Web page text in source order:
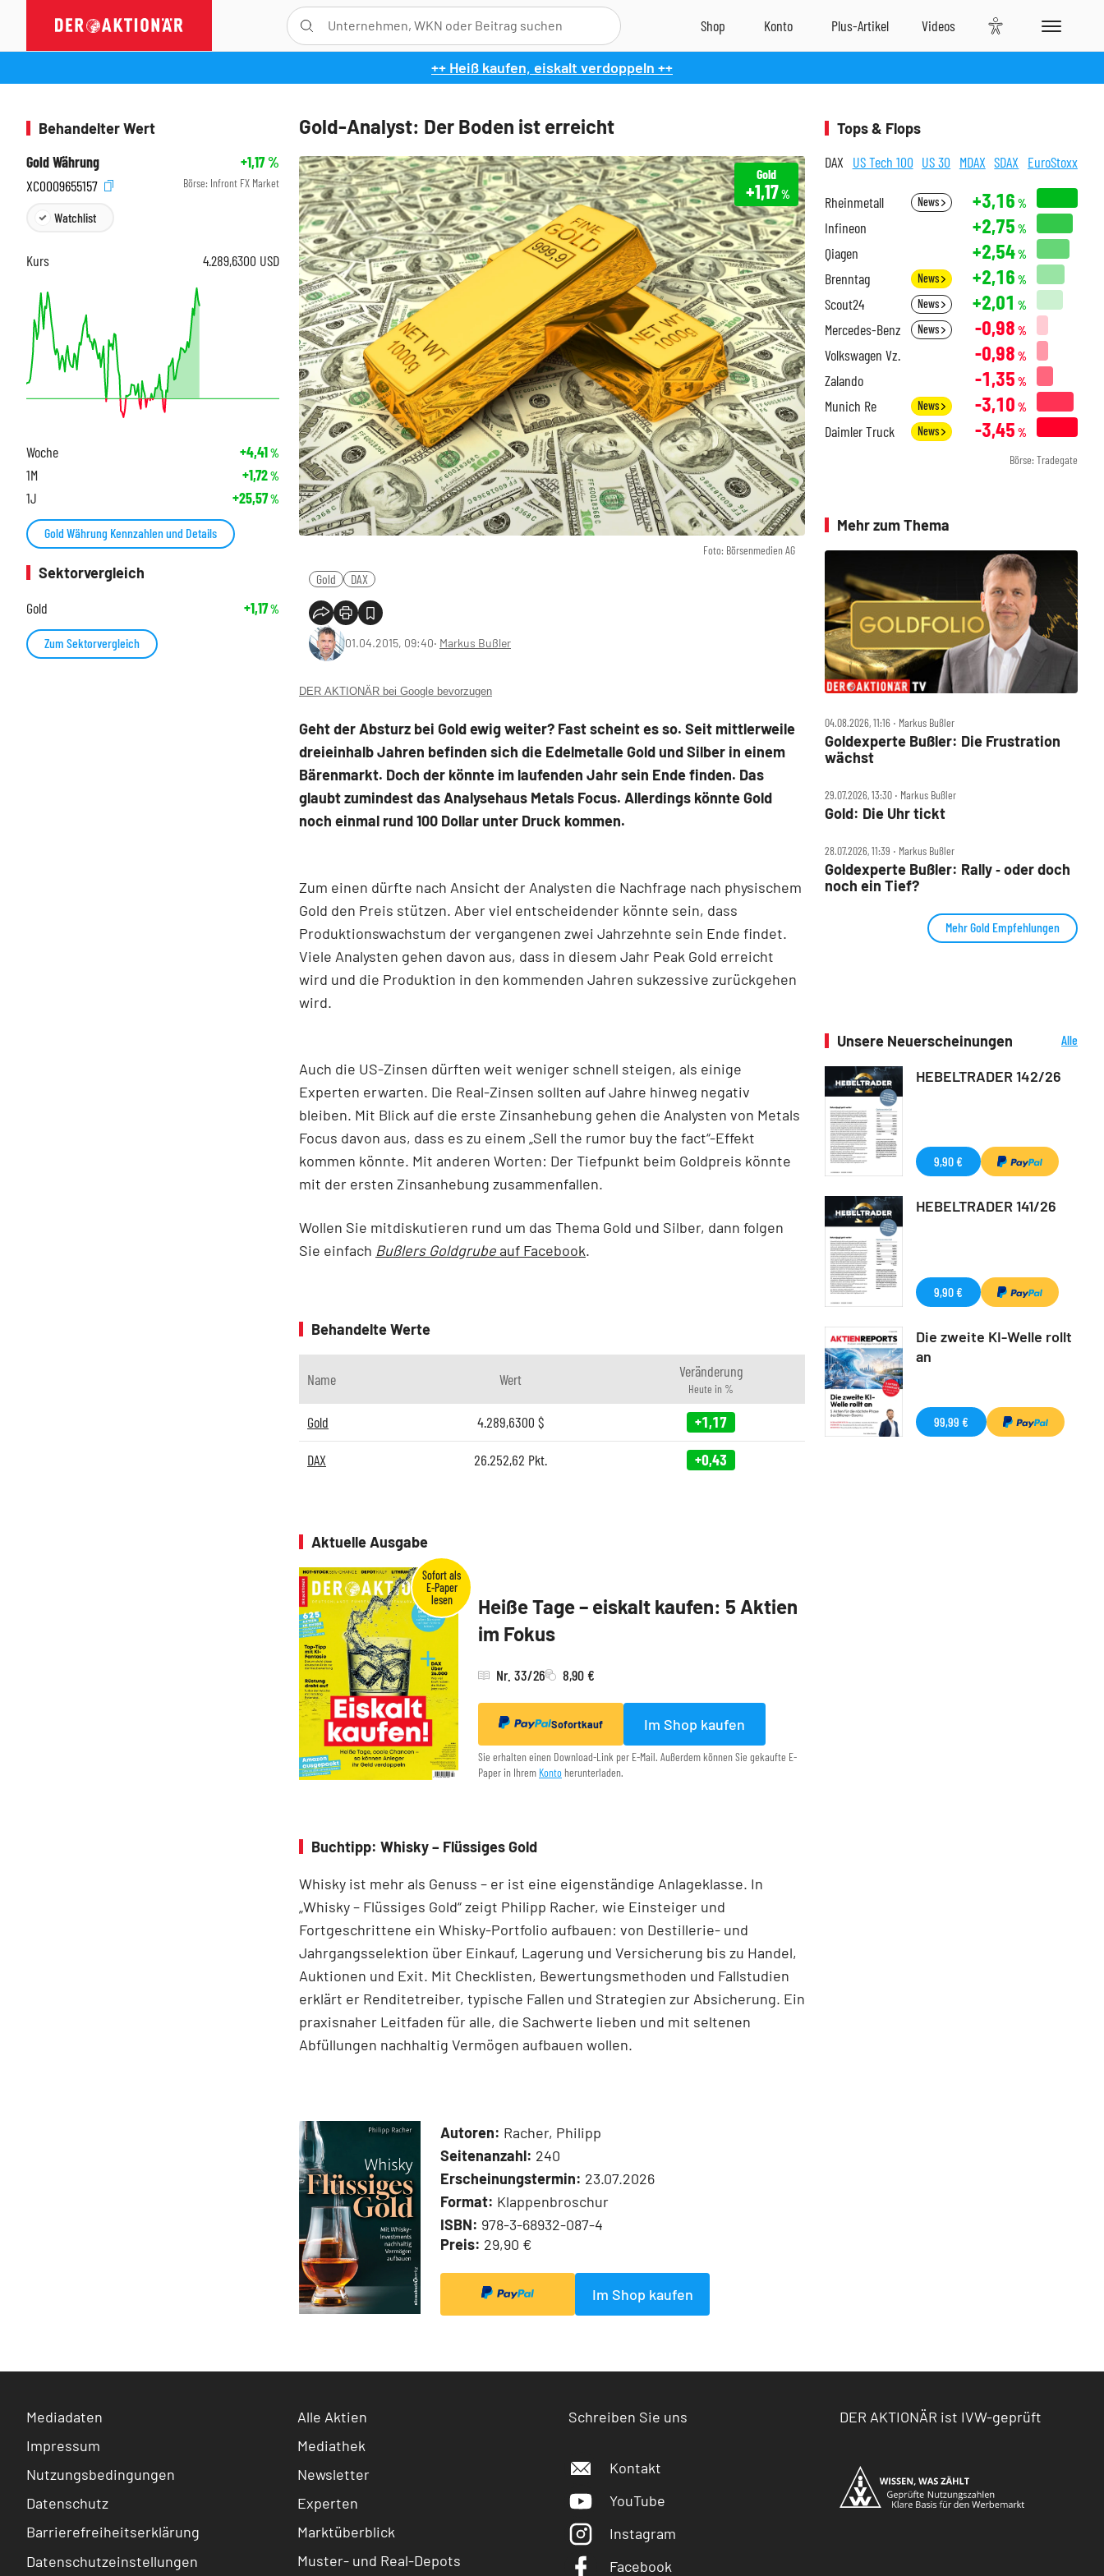
++ Heiß kaufen, eiskalt verdoppeln ++
Gold-Analyst: Der Boden ist erreicht
Foto: Börsenmedien AG
Gold
+1,17%
Gold DAX
01.04.2015, 09:40‧ Markus Bußler
DER AKTIONÄR bei Google bevorzugen
Geht der Absturz bei Gold ewig weiter? Fast scheint es so. Seit mittlerweile
dreieinhalb Jahren befinden sich die Edelmetalle Gold und Silber in einem
Bärenmarkt. Doch der könnte im laufenden Jahr sein Ende finden. Das
glaubt zumindest das Analysehaus Metals Focus. Allerdings könnte Gold
noch einmal rund 100 Dollar unter Druck kommen.
Zum einen dürfte nach Ansicht der Analysten die Nachfrage nach physischem
Gold den Preis stützen. Aber viel entscheidender könnte sein, dass
Produktionswachstum der vergangenen zwei Jahrzehnte sein Ende findet.
Viele Analysten gehen davon aus, dass in diesem Jahr Peak Gold erreicht
wird und die Produktion in den kommenden Jahren sukzessive zurückgehen
wird.
Auch die US-Zinsen dürften weit weniger schnell steigen, als einige
Experten erwarten. Die Real-Zinsen sollten auf Jahre hinweg negativ
bleiben. Mit Blick auf die erste Zinsanhebung gehen die Analysten von Metals
Focus davon aus, dass es zu einem „Sell the rumor buy the fact“-Effekt
kommen könnte. Mit anderen Worten: Der Tiefpunkt beim Goldpreis könnte
mit der ersten Zinsanhebung zusammenfallen.
Wollen Sie mitdiskutieren rund um das Thema Gold und Silber, dann folgen
Sie einfach Bußlers Goldgrubeauf Facebook.
Behandelte Werte
Name Wert Veränderung
Heute in %
Gold 4.289,6300 $ +1,17
DAX 26.252,62 Pkt. +0,43
Aktuelle Ausgabe
Heiße Tage – eiskalt kaufen: 5 Aktien
im Fokus
Nr. 33/26 8,90 €
Sofortkauf Im Shop kaufen
Sie erhalten einen Download-Link per E-Mail. Außerdem können Sie gekaufte E-
Paper in Ihrem Konto herunterladen.
Buchtipp: Whisky – Flüssiges Gold
Whisky ist mehr als Genuss – er ist eine eigenständige Anlageklasse. In
„Whisky – Flüssiges Gold“ zeigt Philipp Racher, wie Einsteiger und
Fortgeschrittene ein Whisky-Portfolio aufbauen: von Destillerie- und
Jahrgangsselektion über Einkauf, Lagerung und Versicherung bis zu Handel,
Auktionen und Exit. Mit Checklisten, Bewertungsmethoden und Fallstudien
erklärt er Renditetreiber, typische Fallen und Strategien zur Absicherung. Ein
praxisnaher Leitfaden für alle, die Sachwerte lieben und mit seltenen
Abfüllungen nachhaltig Vermögen aufbauen wollen.
Autoren: Racher, Philipp
Seitenanzahl: 240
Erscheinungstermin: 23.07.2026
Format: Klappenbroschur
ISBN: 978-3-68932-087-4
Preis: 29,90 €
Im Shop kaufen
Behandelter Wert
Gold Währung
+1,17%
XC0009655157
Börse: Infront FX Market
Watchlist
Kurs 4.289,6300 USD
Woche +4,41%
1M +1,72%
1J +25,57%
Gold Währung Kennzahlen und Details
Sektorvergleich
Gold
+1,17%
Zum Sektorvergleich
Tops & Flops
DAX US Tech 100 US 30 MDAX SDAX EuroStoxx
Rheinmetall News +3,16 %
Infineon +2,75 %
Qiagen +2,54%
Brenntag News +2,16 %
Scout24 News +2,01 %
Mercedes-Benz News -0,98 %
Volkswagen Vz. -0,98 %
Zalando -1,35 %
Munich Re News -3,10 %
Daimler Truck News -3,45 %
Börse: Tradegate
Mehr zum Thema
04.08.2026, 11:16 ‧ Markus Bußler
Goldexperte Bußler: Die Frustration
wächst
29.07.2026, 13:30 ‧ Markus Bußler
Gold: Die Uhr tickt
28.07.2026, 11:39 ‧ Markus Bußler
Goldexperte Bußler: Rally ‑ oder doch
noch ein Tief?
Mehr Gold Empfehlungen
Unsere Neuerscheinungen
Alle
HEBELTRADER 142/26
9,90 €
HEBELTRADER 141/26
9,90 €
Die zweite KI-Welle rollt
an
99,99 €
Mediadaten
Impressum
Nutzungsbedingungen
Datenschutz
Barrierefreiheitserklärung
Datenschutzeinstellungen
Alle Aktien
Mediathek
Newsletter
Experten
Marktüberblick
Muster- und Real-Depots
Schreiben Sie uns
Kontakt
YouTube
Instagram
Facebook
DER AKTIONÄR ist IVW-geprüft